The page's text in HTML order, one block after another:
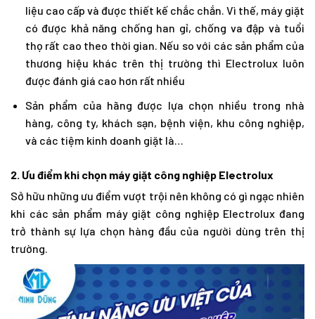
liệu cao cấp và được thiết kế chắc chắn. Vì thế, máy giặt
có được khả năng chống han gỉ, chống va đập và tuổi
thọ rất cao theo thời gian. Nếu so với các sản phẩm của
thương hiệu khác trên thị trường thì Electrolux luôn
được đánh giá cao hơn rất nhiều
Sản phẩm của hãng được lựa chọn nhiều trong nhà
hàng, công ty, khách sạn, bệnh viện, khu công nghiệp,
và các tiệm kinh doanh giặt là…
2. Ưu điểm khi chọn máy giặt công nghiệp Electrolux
Sở hữu những ưu điểm vượt trội nên không có gì ngạc nhiên
khi các sản phẩm máy giặt công nghiệp Electrolux đang
trở thành sự lựa chọn hàng đầu của người dùng trên thị
trường.